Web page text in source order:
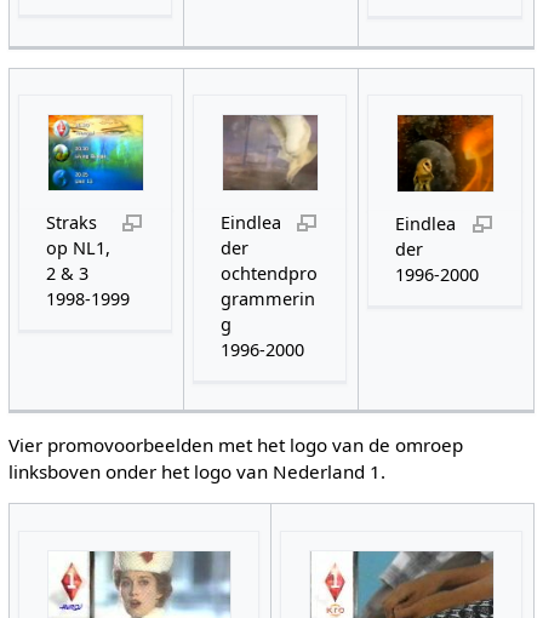
Straks
op NL1,
2 & 3
1998-1999
Eindlea
der
ochtendpro
grammerin
g
1996-2000
Eindlea
der
1996-2000
Vier promovoorbeelden met het logo van de omroep
linksboven onder het logo van Nederland 1.